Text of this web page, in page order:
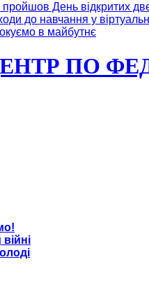
День відкритих
до навчання у
в майбутнє